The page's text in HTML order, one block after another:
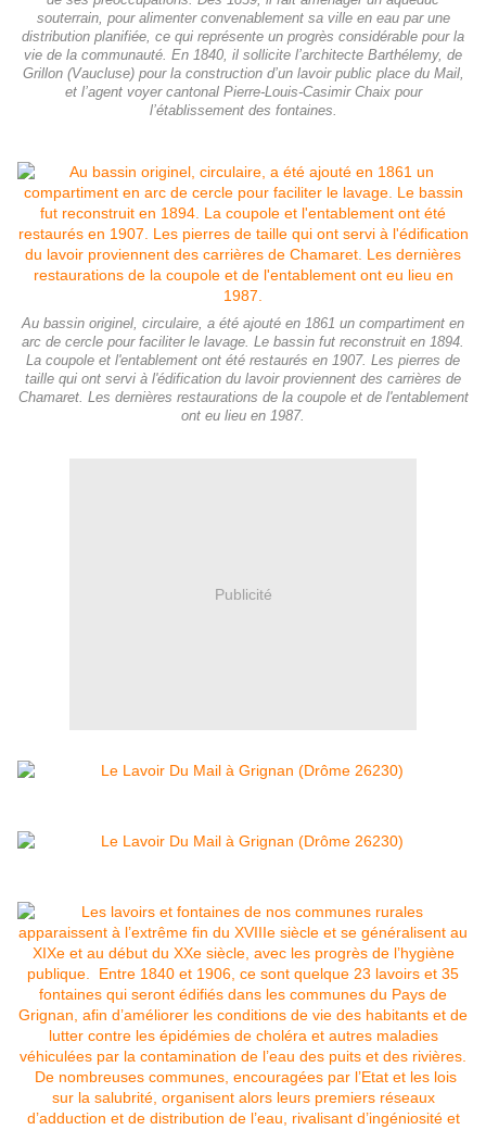
souterrain, pour alimenter convenablement sa ville en eau par une
distribution planifiée, ce qui représente un progrès considérable pour la
vie de la communauté. En 1840, il sollicite l’architecte Barthélemy, de
Grillon (Vaucluse) pour la construction d’un lavoir public place du Mail,
et l’agent voyer cantonal Pierre-Louis-Casimir Chaix pour
l’établissement des fontaines.
Au bassin originel, circulaire, a été ajouté en 1861 un compartiment en
arc de cercle pour faciliter le lavage. Le bassin fut reconstruit en 1894.
La coupole et l'entablement ont été restaurés en 1907. Les pierres de
taille qui ont servi à l'édification du lavoir proviennent des carrières de
Chamaret. Les dernières restaurations de la coupole et de l'entablement
ont eu lieu en 1987.
Publicité